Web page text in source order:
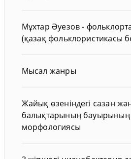
Мұхтар Әуезов -
(қазақ фольклористикасы
Мысал жанры
Жайық өзеніндегі сазан
балықтарының бауырының
морфологиясы